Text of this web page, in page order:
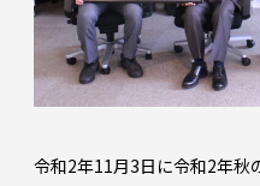
令和2年11月3日に令和2年秋